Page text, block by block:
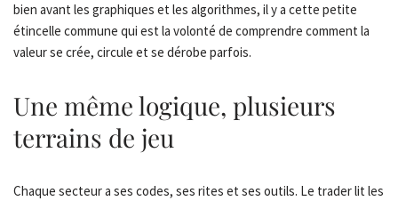
bien avant les graphiques et les algorithmes, il y a cette petite
étincelle commune qui est la volonté de comprendre comment la
valeur se crée, circule et se dérobe parfois.
Une même logique, plusieurs
terrains de jeu
Chaque secteur a ses codes, ses rites et ses outils. Le trader lit les